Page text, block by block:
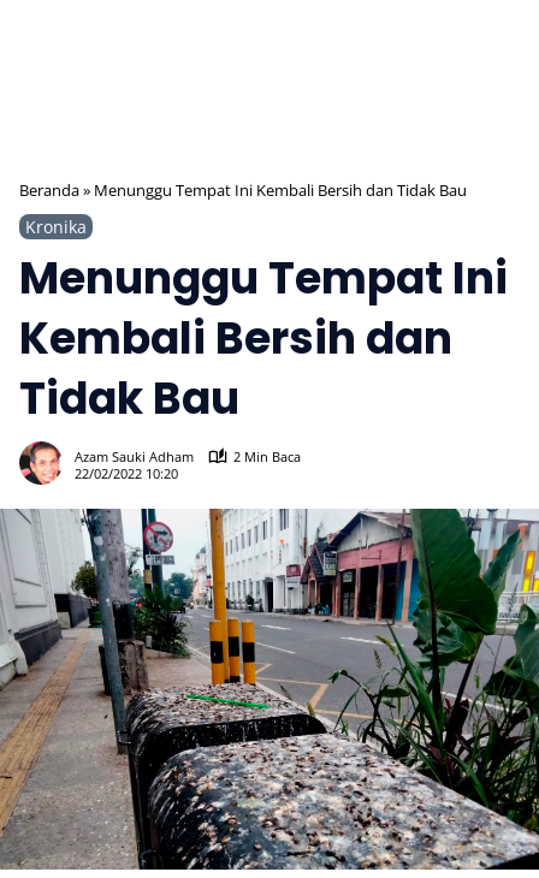
Beranda» Menunggu Tempat Ini Kembali Bersih dan Tidak Bau
Kronika
Menunggu Tempat Ini
Kembali Bersih dan
Tidak Bau
Azam Sauki Adham
2 Min Baca
22/02/2022 10:20